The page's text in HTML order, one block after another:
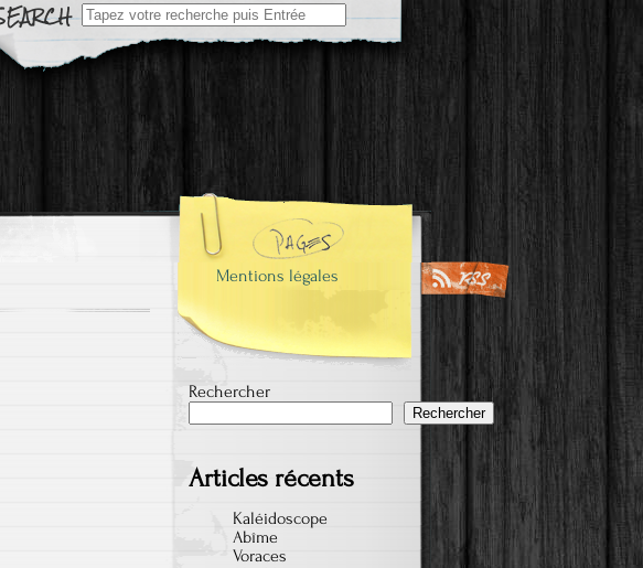
Résultats
de
recherche
Mentions légales
Rechercher
Rechercher
Articles récents
Kaléidoscope
Abîme
Voraces